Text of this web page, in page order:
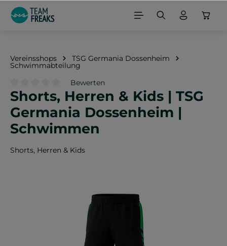
springen
Vereinsshops TSG Germania Dossenheim
Schwimmabteilung
Durchschnittliche Bewertung von 0 von 5 Sternen
Bewerten
Shorts, Herren & Kids | TSG
Germania Dossenheim |
Schwimmen
Shorts, Herren & Kids